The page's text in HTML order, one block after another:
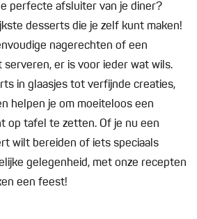
perfecte afsluiter van je diner?
desserts die je zelf kunt maken!
nagerechten of een
er is voor ieder wat wils.
in glaasjes tot verfijnde creaties,
helpen je om moeiteloos een
op tafel te zetten. Of je nu een
wilt bereiden of iets speciaals
gelegenheid, met onze recepten
een feest!